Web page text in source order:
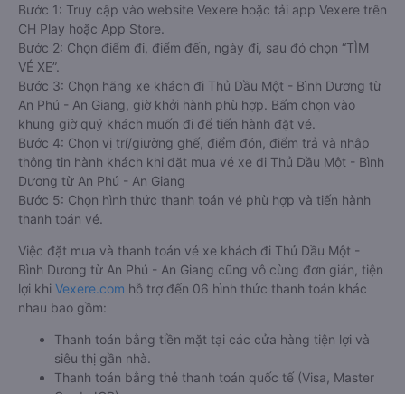
Bước 1: Truy cập vào website Vexere hoặc tải app Vexere trên
CH Play hoặc App Store.
Bước 2: Chọn điểm đi, điểm đến, ngày đi, sau đó chọn “TÌM
VÉ XE”.
Bước 3: Chọn hãng xe khách đi Thủ Dầu Một - Bình Dương từ
An Phú - An Giang, giờ khởi hành phù hợp. Bấm chọn vào
khung giờ quý khách muốn đi để tiến hành đặt vé.
Bước 4: Chọn vị trí/giường ghế, điểm đón, điểm trả và nhập
thông tin hành khách khi đặt mua vé xe đi Thủ Dầu Một - Bình
Dương từ An Phú - An Giang
Bước 5: Chọn hình thức thanh toán vé phù hợp và tiến hành
thanh toán vé.
Việc đặt mua và thanh toán vé xe khách đi Thủ Dầu Một -
Bình Dương từ An Phú - An Giang cũng vô cùng đơn giản, tiện
lợi khi Vexere.com hỗ trợ đến 06 hình thức thanh toán khác
nhau bao gồm:
Thanh toán bằng tiền mặt tại các cửa hàng tiện lợi và
siêu thị gần nhà.
Thanh toán bằng thẻ thanh toán quốc tế (Visa, Master